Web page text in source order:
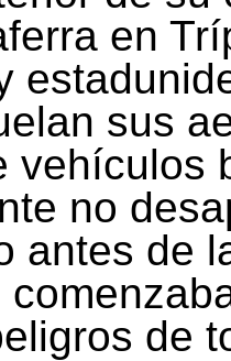
en
sus
vehículos
no
antes de
de